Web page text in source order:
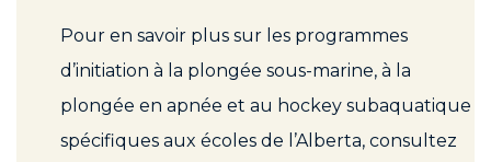
Pour en savoir plus sur les programmes
d’initiation à la plongée sous-marine, à la
plongée en apnée et au hockey subaquatique
spécifiques aux écoles de l’Alberta, consultez